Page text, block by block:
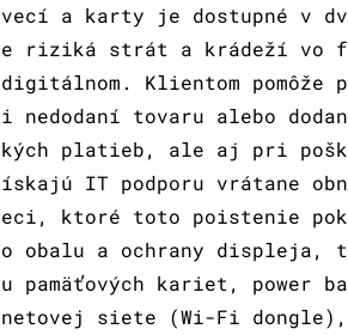
vecí a karty je dostupné v
riziká strát a krádeží vo
Klientom pomôže
tovaru alebo
platieb, ale aj pri
IT podporu vrátane
ktoré toto poistenie
obalu a ochrany displeja,
pamäťových kariet, power
siete (Wi-Fi dongle),